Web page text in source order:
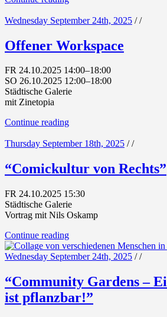
Wednesday September 24th, 2025 //
Offener Workspace
FR 24.10.2025 14:00–18:00
SO 26.10.2025 12:00–18:00
Städtische Galerie
mit Zinetopia
Continue reading
Thursday September 18th, 2025 //
“Comickultur von Rechts”
FR 24.10.2025 15:30
Städtische Galerie
Vortrag mit Nils Oskamp
Continue reading
Wednesday September 24th, 2025 //
“Community Gardens –
ist pflanzbar!”